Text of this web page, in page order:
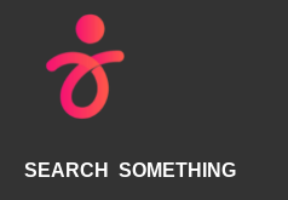
SEARCH SOMETHING